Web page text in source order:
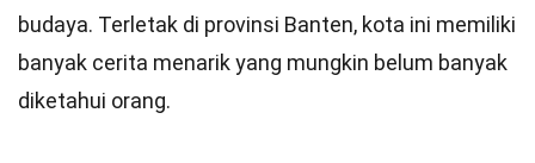
budaya. Terletak di provinsi Banten, kota ini memiliki
banyak cerita menarik yang mungkin belum banyak
diketahui orang.